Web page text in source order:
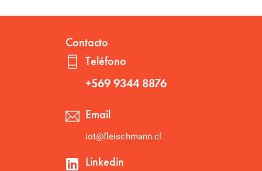
Contacto
Teléfono
+569 9344 8876
Email
iot@fleischmann.cl
Linkedin